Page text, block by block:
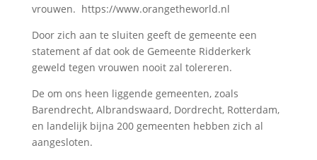
vrouwen. https://www.orangetheworld.nl
Door zich aan te sluiten geeft de gemeente een
statement af dat ook de Gemeente Ridderkerk
geweld tegen vrouwen nooit zal tolereren.
De om ons heen liggende gemeenten, zoals
Barendrecht, Albrandswaard, Dordrecht, Rotterdam,
en landelijk bijna 200 gemeenten hebben zich al
aangesloten.